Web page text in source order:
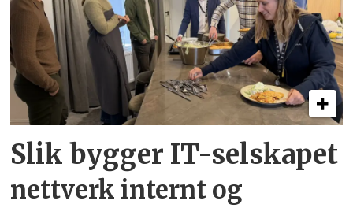
Slik bygger IT-selskapet
nettverk internt og